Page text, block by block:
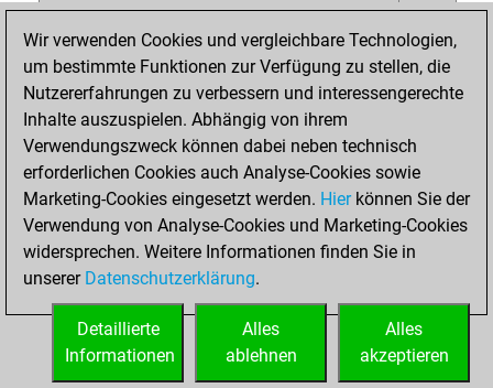
Matt auf vollem Brett
0
Bauer setzt Matt
0
Erstickte Matts
Unterverwandlungen
Türme auf der siebten
0
STARTSEITE
Wir verwenden Cookies und vergleichbare Technologien,
um bestimmte Funktionen zur Verfügung zu stellen, die
Nutzererfahrungen zu verbessern und interessengerechte
Inhalte auszuspielen. Abhängig von ihrem
Verwendungszweck können dabei neben technisch
erforderlichen Cookies auch Analyse-Cookies sowie
Marketing-Cookies eingesetzt werden. Hierkönnen Sie der
Verwendung von Analyse-Cookies und Marketing-Cookies
widersprechen. Weitere Informationen finden Sie in
unserer Datenschutzerklärung.
Alles
akzeptieren
Alles
ablehnen
Detaillierte
Informationen